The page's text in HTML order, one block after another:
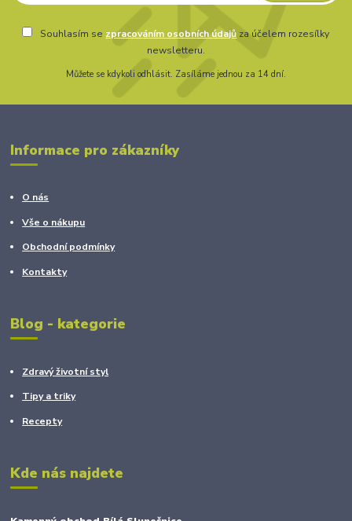
Souhlasím se zpracováním osobních údajů za účelem rozesílky
newsletteru.
Můžete se kdykoli odhlásit. Zasíláme jednou za 14 dní.
Informace pro zákazníky
O nás
Vše o nákupu
Obchodní podmínky
Kontakty
Blog - kategorie
Zdravý životní styl
Tipy a triky
Recepty
Kde nás najdete